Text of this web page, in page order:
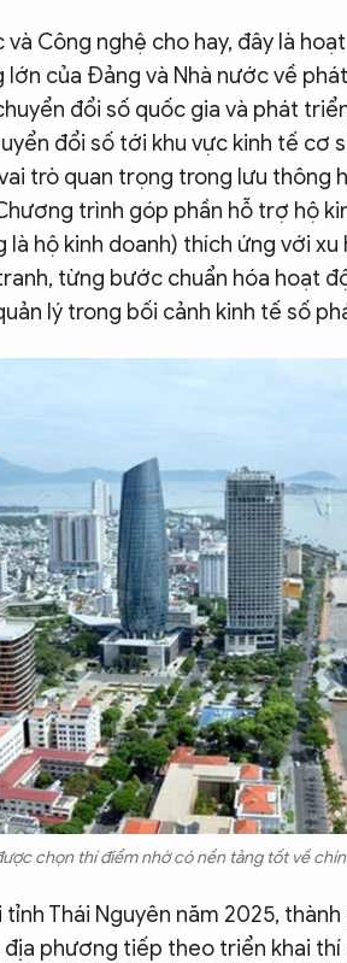
và Công nghệ cho hay, đây là
của Đảng và Nhà nước về
đổi số quốc gia và phát
đổi số tới khu vực kinh tế cơ
trò quan trọng trong lưu thông
trình góp phần hỗ trợ hộ
là hộ kinh doanh) thích ứng với
từng bước chuẩn hóa hoạt
lý trong bối cảnh kinh tế số
chọn thí điểm nhờ có nền tảng tốt về
Thái Nguyên năm 2025,
phương tiếp theo triển khai